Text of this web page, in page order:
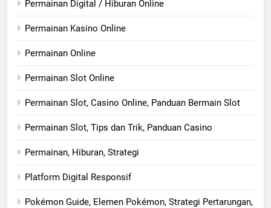
Permainan Digital / Hiburan Online
Permainan Kasino Online
Permainan Online
Permainan Slot Online
Permainan Slot, Casino Online, Panduan Bermain Slot
Permainan Slot, Tips dan Trik, Panduan Casino
Permainan, Hiburan, Strategi
Platform Digital Responsif
Pokémon Guide, Elemen Pokémon, Strategi Pertarungan,